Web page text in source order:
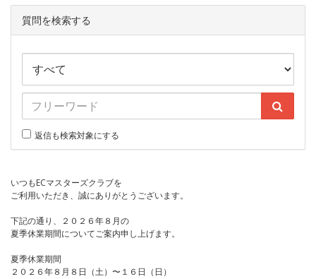
質問を検索する
返信も検索対象にする
いつもECマスターズクラブを
ご利用いただき、誠にありがとうございます。
下記の通り、２０２６年８月の
夏季休業期間についてご案内申し上げます。
夏季休業期間
２０２６年８月８日（土）〜１６日（日）